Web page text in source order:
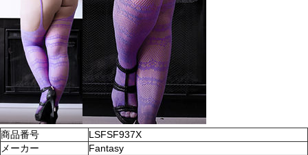
商品番号
LSFSF937X
メーカー
Fantasy